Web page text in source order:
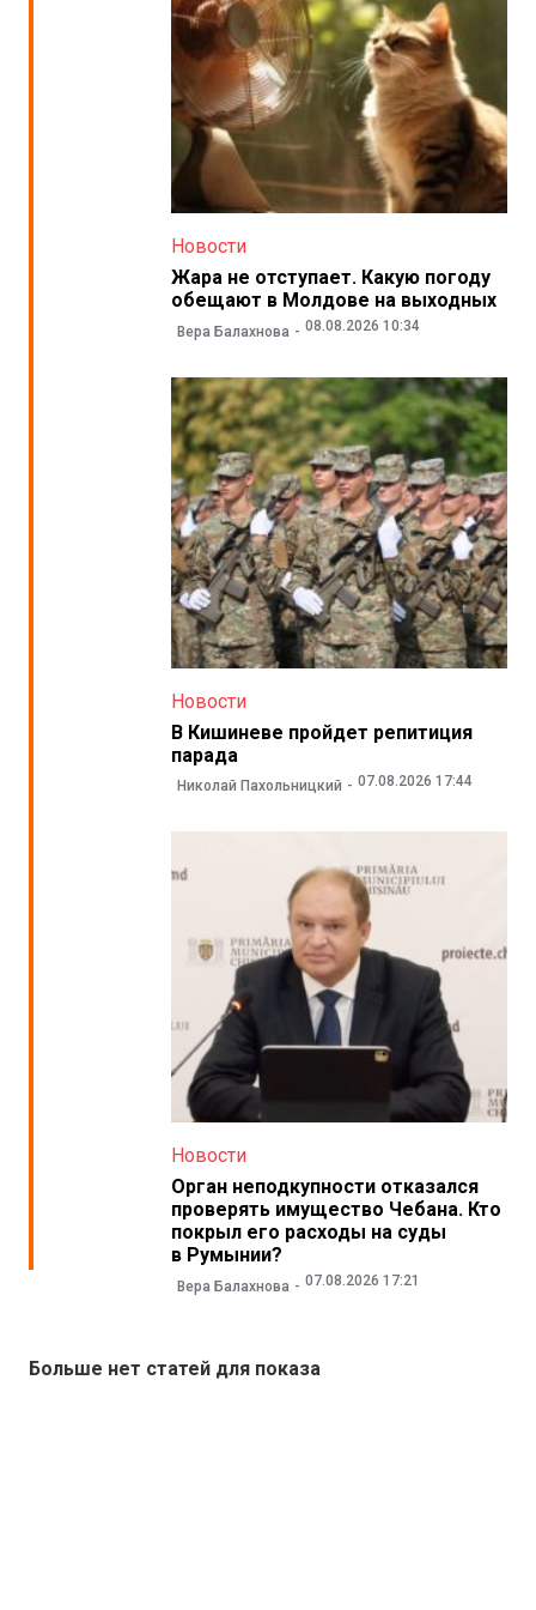
Новости
Жара не отступает. Какую погоду
обещают в Молдове на выходных
Вера Балахнова 08.08.2026 10:34
Новости
В Кишиневе пройдет репитиция
парада
Николай Пахольницкий 07.08.2026 17:44
Новости
Орган неподкупности отказался
проверять имущество Чебана. Кто
покрыл его расходы на суды
в Румынии?
Вера Балахнова 07.08.2026 17:21
Больше нет статей для показа